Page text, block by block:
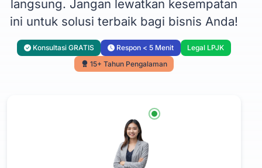
langsung. Jangan lewatkan kesempatan
ini untuk solusi terbaik bagi bisnis Anda!
Konsultasi GRATIS Respon < 5 Menit
Legal LPJK
15+ Tahun Pengalaman